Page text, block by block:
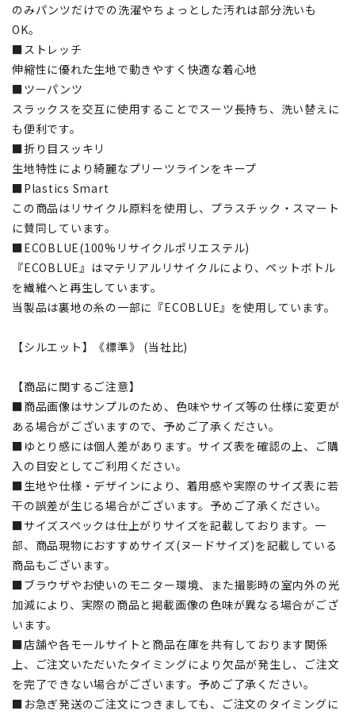
のみパンツだけでの洗濯やちょっとした汚れは部分洗いも
OK。
■ストレッチ
伸縮性に優れた生地で動きやすく快適な着心地
■ツーパンツ
スラックスを交互に使用することでスーツ長持ち、洗い替えに
も便利です。
■折り目スッキリ
生地特性により綺麗なプリーツラインをキープ
■Plastics Smart
この商品はリサイクル原料を使用し、プラスチック・スマート
に賛同しています。
■ECOBLUE(100%リサイクルポリエステル)
『ECOBLUE』はマテリアルリサイクルにより、ペットボトル
を繊維へと再生しています。
当製品は裏地の糸の一部に『ECOBLUE』を使用しています。
【シルエット】《標準》 (当社比)
【商品に関するご注意】
■商品画像はサンプルのため、色味やサイズ等の仕様に変更が
ある場合がございますので、予めご了承ください。
■ゆとり感には個人差があります。サイズ表を確認の上、ご購
入の目安としてご利用ください。
■生地や仕様・デザインにより、着用感や実際のサイズ表に若
干の誤差が生じる場合がございます。予めご了承ください。
■サイズスペックは仕上がりサイズを記載しております。一
部、商品現物におすすめサイズ(ヌードサイズ)を記載している
商品もございます。
■ブラウザやお使いのモニター環境、また撮影時の室内外の光
加減により、実際の商品と掲載画像の色味が異なる場合がござ
います。
■店舗や各モールサイトと商品在庫を共有しております関係
上、ご注文いただいたタイミングにより欠品が発生し、ご注文
を完了できない場合がございます。予めご了承ください。
■お急ぎ発送のご注文につきましても、ご注文のタイミングに